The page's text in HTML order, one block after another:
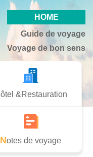
HOME
Guide de voyage
Voyage de bon sens
Hôtel &Restauration
Notes de voyage